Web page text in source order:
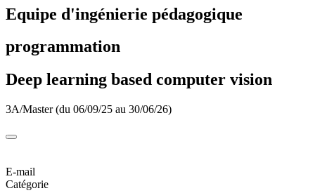
Equipe d'ingénierie pédagogique
programmation
Deep learning based computer vision
3A/Master (du 06/09/25 au 30/06/26)
E-mail
Catégorie